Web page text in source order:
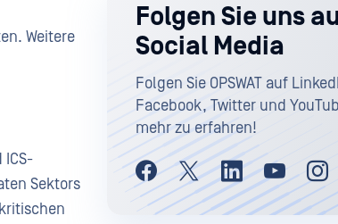
Weitere
ICS-
Sektors
Folgen Sie uns
Social Media
Folgen Sie OPSWAT auf
Facebook, Twitter und
mehr zu erfahren!